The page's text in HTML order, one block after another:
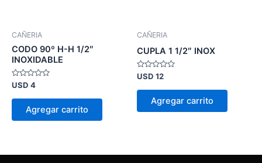
CAÑERIA
CODO 90º H-H 1/2″
INOXIDABLE
Valorado
en
0
USD 4
Agregar carrito
CAÑERIA
CUPLA 1 1/2″ INOX
Valorado
en
0
USD 12
Agregar carrito